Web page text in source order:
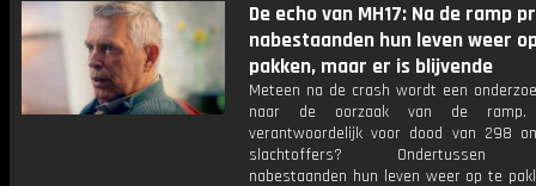
De echo van MH17: Na de ramp
nabestaanden hun leven weer
pakken, maar er is blijvende
Meteen na de crash wordt een
naar de oorzaak van de
verantwoordelijk voor dood van 298
slachtoffers? Ondertussen
nabestaanden hun leven weer op te